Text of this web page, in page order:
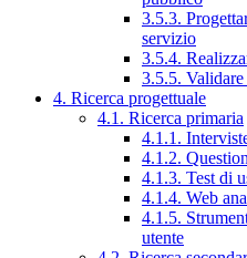
3.5.3.
servizio
3.5.4.
3.5.5.
4. Ricerca progettuale
4.1. Ricerca primaria
4.1.1.
4.1.2.
4.1.3. Test di
4.1.4. Web
4.1.5.
utente